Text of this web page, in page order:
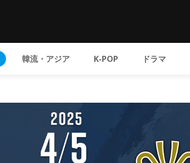
韓流・アジア K-POP ドラマ